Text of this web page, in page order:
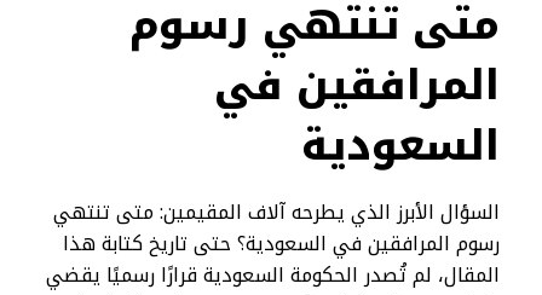
متى تنتهي رسوم
المرافقين في
السعودية
السؤال الأبرز الذي يطرحه آلاف المقيمين: متى تنتهي
رسوم المرافقين في السعودية؟ حتى تاريخ كتابة هذا
المقال، لم تُصدر الحكومة السعودية قرارًا رسميًا يقضي